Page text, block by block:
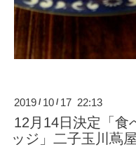
2019 / 10 / 17 22:13
12月14日決定「食
ッジ」二子玉川蔦